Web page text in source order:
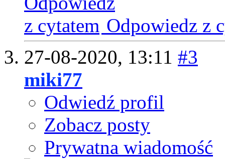
Odpowiedz z
27-08-2020, 13:11 #3
miki77
Odwiedź profil
Zobacz posty
Prywatna wiadomość